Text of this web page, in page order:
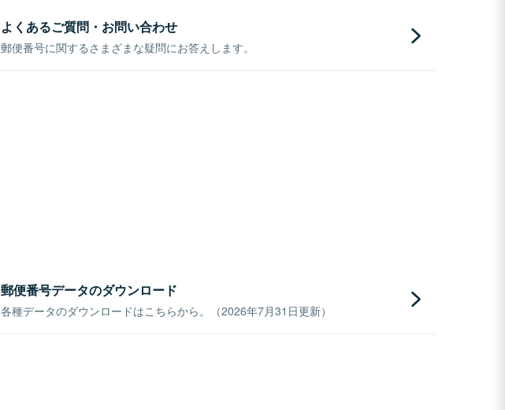
よくあるご質問・お問い合わせ
郵便番号に関するさまざまな疑問にお答えします。
郵便番号データのダウンロード
各種データのダウンロードはこちらから。（2026年7月31日更新）